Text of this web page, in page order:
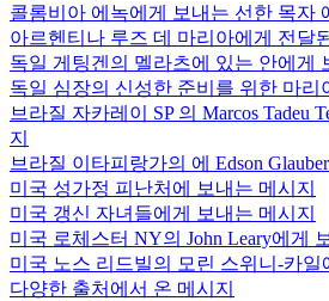
콜롬비아 에녹에게 보내는 선한 목자
아르헨티나 루즈 데 마리아에게 전달
독일 게팅겐의 멜라츠에 있는 안에게
독일 심장의 신성한 준비를 위한 마리
브라질 자카레이 SP 의 Marcos Tadeu
지
브라질 이타피랑가의 에 Edson
미국 성가정 피난처에 보내는 메시지
미국 갱신 자녀들에게 보내는 메시지
미국 로체스터 NY의 John Leary에게
미국 노스 리드빌의 모린 스위니-카일
다양한 출처에서 온 메시지